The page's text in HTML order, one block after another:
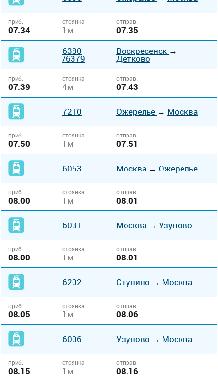
приб.
07.34
стоянка
1м
отправ.
07.35
6380
/6379
Воскресенск →
Детково
приб.
07.39
стоянка
4м
отправ.
07.43
7210 Ожерелье → Москва
приб.
07.50
стоянка
1м
отправ.
07.51
6053 Москва → Ожерелье
приб.
08.00
стоянка
1м
отправ.
08.01
6031 Москва → Узуново
приб.
08.00
стоянка
1м
отправ.
08.01
6202 Ступино → Москва
приб.
08.05
стоянка
1м
отправ.
08.06
6006 Узуново → Москва
приб.
08.15
стоянка
1м
отправ.
08.16